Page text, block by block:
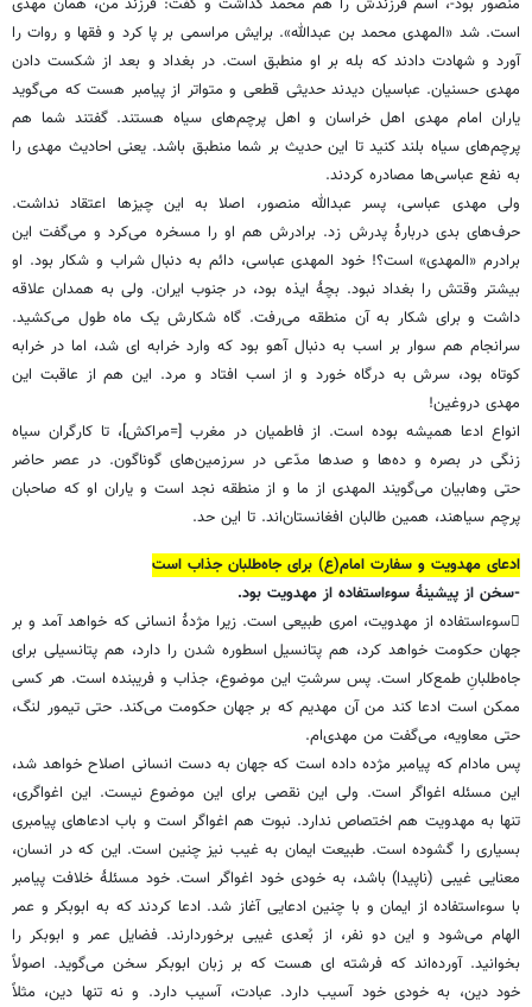
است. شد «المهدی محمد بن عبدالله». برایش مراسمی بر پا کرد و فقها و روات را
آورد و شهادت دادند که بله بر او منطبق است. در بغداد و بعد از شکست دادن
مهدی حسنیان. عباسیان دیدند حدیثی قطعی و متواتر از پیامبر هست که می‌گوید
یاران امام مهدی اهل خراسان و اهل پرچم‌های سیاه هستند. گفتند شما هم
پرچم‌های سیاه بلند کنید تا این حدیث بر شما منطبق باشد. یعنی احادیث مهدی را
به نفع عباسی‌ها مصادره کردند.
ولی مهدی عباسی، پسر عبدالله منصور، اصلا به این چیزها اعتقاد نداشت.
حرف‌های بدی دربارۀ پدرش زد. برادرش هم او را مسخره می‌کرد و می‌گفت این
برادرم «المهدی» است؟! خود المهدی عباسی، دائم به دنبال شراب و شکار بود. او
بیشتر وقتش را بغداد نبود. بچۀ ایذه بود، در جنوب ایران. ولی به همدان علاقه
داشت و برای شکار به آن منطقه می‌رفت. گاه شکارش یک ماه طول می‌کشید.
سرانجام هم سوار بر اسب به دنبال آهو بود که وارد خرابه ای شد، اما در خرابه
کوتاه بود، سرش به درگاه خورد و از اسب افتاد و مرد. این هم از عاقبت این
مهدی دروغین!
انواع ادعا همیشه بوده است. از فاطمیان در مغرب [=مراکش]، تا کارگران سیاه
زنگی در بصره و ده‌ها و صدها مدّعی در سرزمین‌های گوناگون. در عصر حاضر
حتی وهابیان می‌گویند المهدی از ما و از منطقه نجد است و یاران او که صاحبان
پرچم سیاهند، همین طالبان افغانستان‌اند. تا این حد.
ادعای مهدویت و سفارت امام(ع) برای جاه‌طلبان جذاب است
-سخن از پیشینۀ سوءاستفاده از مهدویت بود.
سوءاستفاده از مهدویت، امری طبیعی است. زیرا مژدۀ انسانی که خواهد آمد و بر
جهان حکومت خواهد کرد، هم پتانسیل اسطوره شدن را دارد، هم پتانسیلی برای
جاه‌طلبانِ طمع‌کار است. پس سرشتِ این موضوع، جذاب و فریبنده است. هر کسی
ممکن است ادعا کند من آن مهدیم که بر جهان حکومت می‌کند. حتی تیمور لنگ،
حتی معاویه، می‌گفت من مهدی‌ام.
پس مادام که پیامبر مژده داده است که جهان به دست انسانی اصلاح خواهد شد،
این مسئله اغواگر است. ولی این نقصی برای این موضوع نیست. این اغواگری،
تنها به مهدویت هم اختصاص ندارد. نبوت هم اغواگر است و باب ادعاهای پیامبری
بسیاری را گشوده است. طبیعت ایمان به غیب نیز چنین است. این که در انسان،
معنایی غیبی (ناپیدا) باشد، به خودی خود اغواگر است. خود مسئلۀ خلافت پیامبر
با سوءاستفاده از ایمان و با چنین ادعایی آغاز شد. ادعا کردند که به ابوبکر و عمر
الهام می‌شود و این دو نفر، از بُعدی غیبی برخوردارند. فضایل عمر و ابوبکر را
بخوانید. آورده‌اند که فرشته ای هست که بر زبان ابوبکر سخن می‌گوید. اصولاً
خود دین، به خودی خود آسیب دارد. عبادت، آسیب دارد. و نه تنها دین، مثلاً